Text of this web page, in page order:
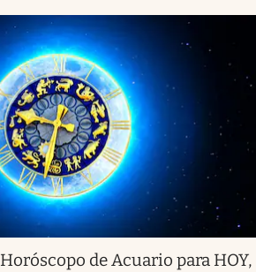
Horóscopo de Acuario para HOY,